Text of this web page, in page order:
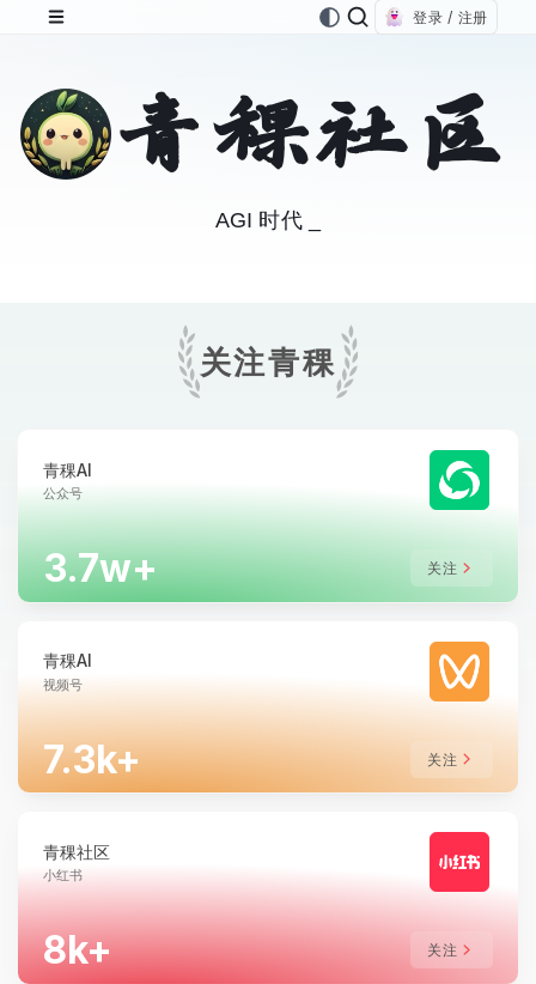
登录 / 注册
青稞社区
青稞 = 青年科学家
关注青稞
青稞AI
公众号
3.7w+ 关注
青稞AI
视频号
7.3k+ 关注
青稞社区
小红书
8k+ 关注